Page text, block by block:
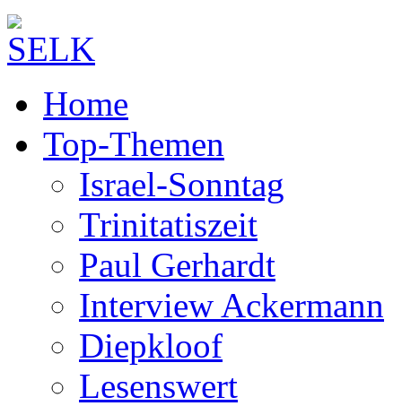
Home
Top-Themen
Israel-Sonntag
Trinitatiszeit
Paul Gerhardt
Interview Ackermann
Diepkloof
Lesenswert